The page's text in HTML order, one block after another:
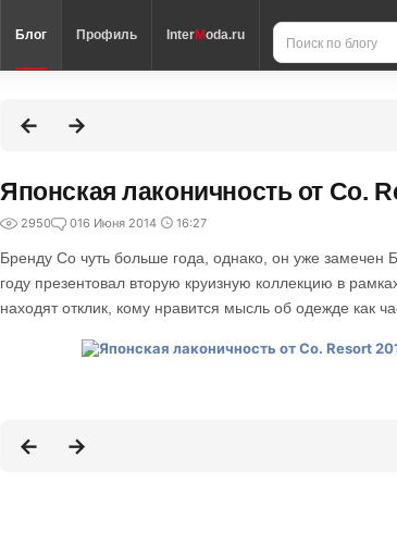
Блог Профиль InterModa.ru
Японская лаконичность от Co.
2950 016 Июня 2014 16:27
Бренду Co чуть больше года, однако, он уже замечен
году презентовал вторую круизную коллекцию в
находят отклик, кому нравится мысль об одежде как